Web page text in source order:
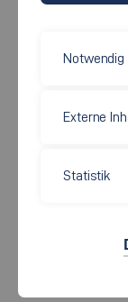
im Mittelpunkt.
Ein besonderes
werden von
weibliche
Notwendig
Externe
Statistik